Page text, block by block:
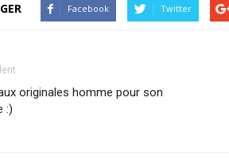
Facebook Twitter
originales homme pour son
:)